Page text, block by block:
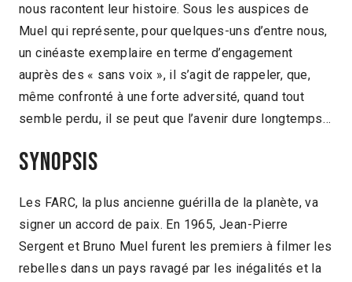
nous racontent leur histoire. Sous les auspices de
Muel qui représente, pour quelques-uns d’entre nous,
un cinéaste exemplaire en terme d’engagement
auprès des « sans voix », il s’agit de rappeler, que,
même confronté à une forte adversité, quand tout
semble perdu, il se peut que l’avenir dure longtemps…
Synopsis
Les FARC, la plus ancienne guérilla de la planète, va
signer un accord de paix. En 1965, Jean-Pierre
Sergent et Bruno Muel furent les premiers à filmer les
rebelles dans un pays ravagé par les inégalités et la